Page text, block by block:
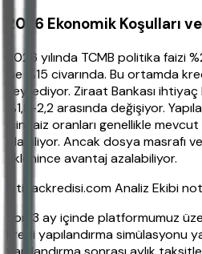
2026 Ekonomik Koşulları
2026 yılında TCMB politika faizi
ise %15 civarında. Bu ortamda
seyrediyor. Ziraat Bankası
%1,8-2,2 arasında değişiyor.
için faiz oranları genellikle
olabiliyor. Ancak dosya masrafı
eklenince avantaj azalabiliyor.
ihtiyackredisi.com Analiz Ekibi
Son 3 ay içinde platformumuz
kredi yapılandırma simülasyonu